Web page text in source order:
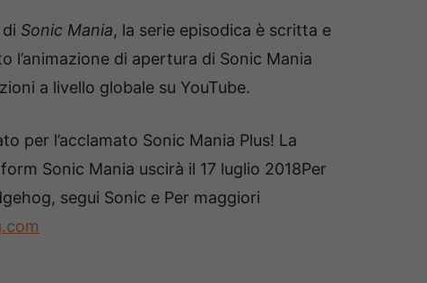
Sonic Mania, la serie episodica è scritta e
l’animazione di apertura di Sonic Mania
a livello globale su YouTube.
per l’acclamato Sonic Mania Plus! La
Sonic Mania uscirà il 17 luglio 2018Per
segui Sonic e Per maggiori